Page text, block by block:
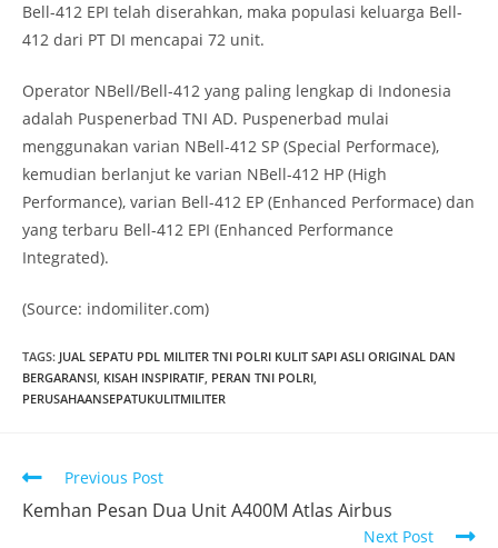
Bell-412 EPI telah diserahkan, maka populasi keluarga Bell-
412 dari PT DI mencapai 72 unit.
Operator NBell/Bell-412 yang paling lengkap di Indonesia
adalah Puspenerbad TNI AD. Puspenerbad mulai
menggunakan varian NBell-412 SP (Special Performace),
kemudian berlanjut ke varian NBell-412 HP (High
Performance), varian Bell-412 EP (Enhanced Performace) dan
yang terbaru Bell-412 EPI (Enhanced Performance
Integrated).
(Source: indomiliter.com)
TAGS: JUAL SEPATU PDL MILITER TNI POLRI KULIT SAPI ASLI ORIGINAL DAN
BERGARANSI, KISAH INSPIRATIF, PERAN TNI POLRI,
PERUSAHAANSEPATUKULITMILITER
Read
articles
Previous Post
Kemhan Pesan Dua Unit A400M Atlas Airbus
Next Post